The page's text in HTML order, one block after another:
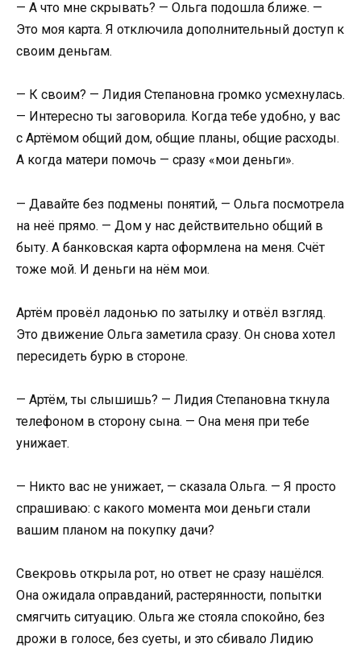
— А что мне скрывать? — Ольга подошла ближе. —
Это моя карта. Я отключила дополнительный доступ к
своим деньгам.
— К своим? — Лидия Степановна громко усмехнулась.
— Интересно ты заговорила. Когда тебе удобно, у вас
с Артёмом общий дом, общие планы, общие расходы.
А когда матери помочь — сразу «мои деньги».
— Давайте без подмены понятий, — Ольга посмотрела
на неё прямо. — Дом у нас действительно общий в
быту. А банковская карта оформлена на меня. Счёт
тоже мой. И деньги на нём мои.
Артём провёл ладонью по затылку и отвёл взгляд.
Это движение Ольга заметила сразу. Он снова хотел
пересидеть бурю в стороне.
— Артём, ты слышишь? — Лидия Степановна ткнула
телефоном в сторону сына. — Она меня при тебе
унижает.
— Никто вас не унижает, — сказала Ольга. — Я просто
спрашиваю: с какого момента мои деньги стали
вашим планом на покупку дачи?
Свекровь открыла рот, но ответ не сразу нашёлся.
Она ожидала оправданий, растерянности, попытки
смягчить ситуацию. Ольга же стояла спокойно, без
дрожи в голосе, без суеты, и это сбивало Лидию